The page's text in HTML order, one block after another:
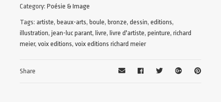
Category: Poésie & Image
Tags: artiste, beaux-arts, boule, bronze, dessin, editions,
illustration, jean-luc parant, livre, livre d'artiste, peinture, richard
meier, voix editions, voix editions richard meier
Share